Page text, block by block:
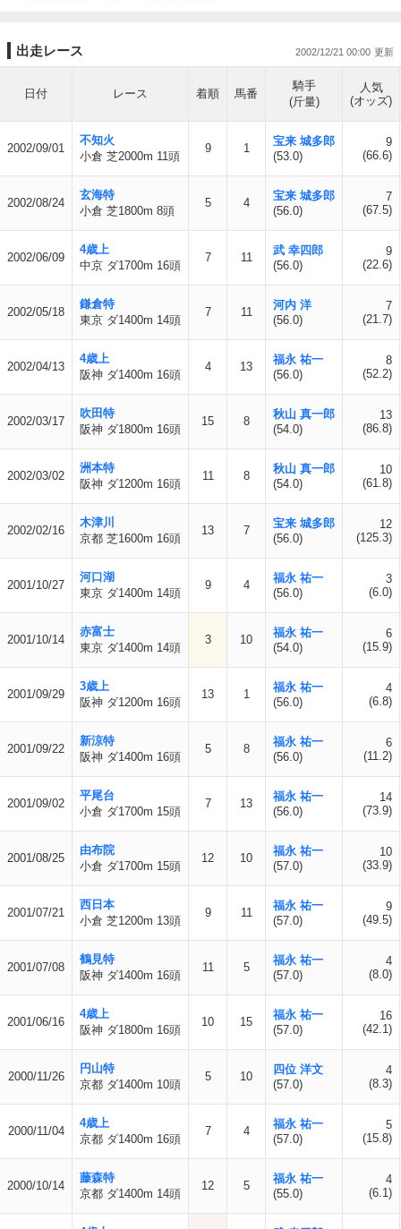
出走レース 2002/12/21 00:00
日付 レース 着順 馬番
騎手
(斤量)
人気
(オッズ)
2002/09/01
不知火
小倉 芝2000m 11頭
9 1
宝来 城多郎
(53.0)
9
(66.6)
2002/08/24
玄海特
小倉 芝1800m 8頭
5 4
宝来 城多郎
(56.0)
7
(67.5)
2002/06/09
4歳上
中京 ダ1700m 16頭
7 11
武 幸四郎
(56.0)
9
(22.6)
2002/05/18
鎌倉特
東京 ダ1400m 14頭
7 11
河内 洋
(56.0)
7
(21.7)
2002/04/13
4歳上
阪神 ダ1400m 16頭
4 13
福永 祐一
(56.0)
8
(52.2)
2002/03/17
吹田特
阪神 ダ1800m 16頭
15 8
秋山 真一郎
(54.0)
13
(86.8)
2002/03/02
洲本特
阪神 ダ1200m 16頭
11 8
秋山 真一郎
(54.0)
10
(61.8)
2002/02/16
木津川
京都 芝1600m 16頭
13 7
宝来 城多郎
(56.0)
12
(125.3)
2001/10/27
河口湖
東京 ダ1400m 14頭
9 4
福永 祐一
(56.0)
3
(6.0)
2001/10/14
赤富士
東京 ダ1400m 14頭
3 10
福永 祐一
(54.0)
6
(15.9)
2001/09/29
3歳上
阪神 ダ1200m 16頭
13 1
福永 祐一
(56.0)
4
(6.8)
2001/09/22
新涼特
阪神 ダ1400m 16頭
5 8
福永 祐一
(56.0)
6
(11.2)
2001/09/02
平尾台
小倉 ダ1700m 15頭
7 13
福永 祐一
(56.0)
14
(73.9)
2001/08/25
由布院
小倉 ダ1700m 15頭
12 10
福永 祐一
(57.0)
10
(33.9)
2001/07/21
西日本
小倉 芝1200m 13頭
9 11
福永 祐一
(57.0)
9
(49.5)
2001/07/08
鶴見特
阪神 ダ1400m 16頭
11 5
福永 祐一
(57.0)
4
(8.0)
2001/06/16
4歳上
阪神 ダ1800m 16頭
10 15
福永 祐一
(57.0)
16
(42.1)
2000/11/26
円山特
京都 ダ1400m 10頭
5 10
四位 洋文
(57.0)
4
(8.3)
2000/11/04
4歳上
京都 ダ1400m 16頭
7 4
福永 祐一
(57.0)
5
(15.8)
2000/10/14
藤森特
京都 ダ1400m 14頭
12 5
福永 祐一
(55.0)
4
(6.1)